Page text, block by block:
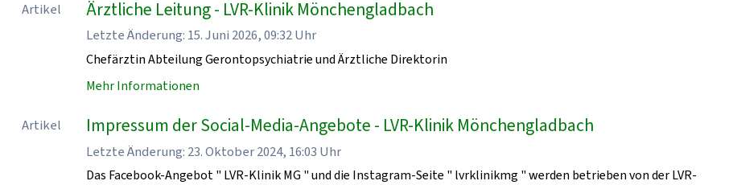
Artikel Ärztliche Leitung - LVR-Klinik Mönchengladbach
Letzte Änderung: 15. Juni 2026, 09:32 Uhr
Chefärztin Abteilung Gerontopsychiatrie und Ärztliche Direktorin
Mehr Informationen
Artikel Impressum der Social-Media-Angebote - LVR-Klinik Mönchengladbach
Letzte Änderung: 23. Oktober 2024, 16:03 Uhr
Das Facebook-Angebot " LVR-Klinik MG " und die Instagram-Seite " lvrklinikmg " werden betrieben von der LVR-